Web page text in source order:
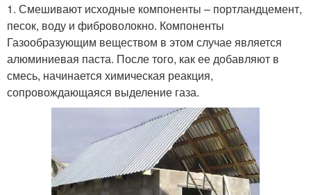
1. Смешивают исходные компоненты – портландцемент,
песок, воду и фиброволокно. Компоненты
Газообразующим веществом в этом случае является
алюминиевая паста. После того, как ее добавляют в
смесь, начинается химическая реакция,
сопровождающаяся выделение газа.